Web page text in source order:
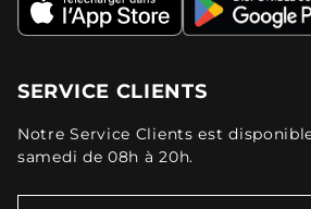
SERVICE CLIENTS
Notre Service Clients est
samedi de 08h à 20h.